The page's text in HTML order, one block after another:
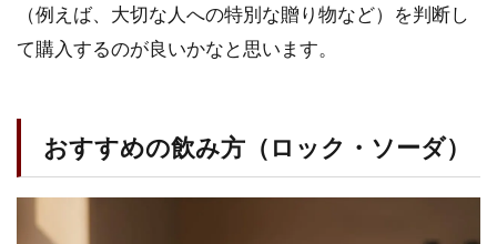
（例えば、大切な人への特別な贈り物など）を判断し
て購入するのが良いかなと思います。
おすすめの飲み方（ロック・ソーダ）